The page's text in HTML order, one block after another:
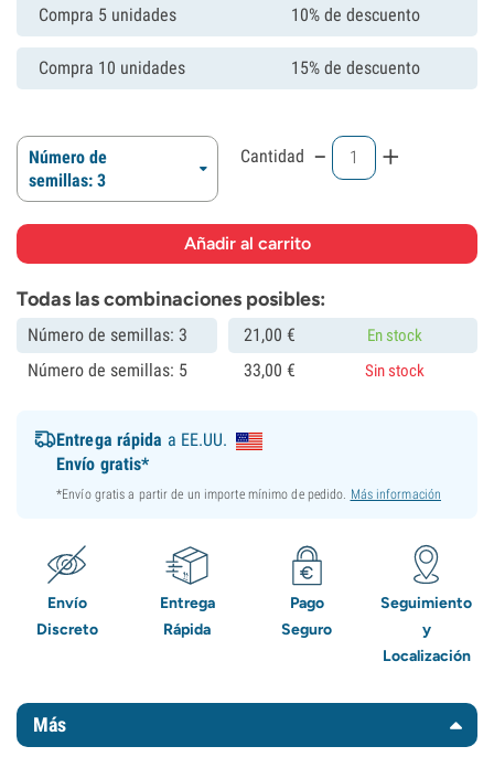
Compra 5 unidades 10% de descuento
Compra 10 unidades 15% de descuento
Número de
semillas: 3
Cantidad - +
Todas las combinaciones posibles:
Número de semillas: 3 21,00 € En stock
Número de semillas: 5 33,00 € Sin stock
Entrega rápida a EE.UU.
Envío gratis*
*Envío gratis a partir de un importe mínimo de pedido. Más información
Envío
Discreto
Entrega
Rápida
Pago
Seguro
Seguimiento
y
Localización
Más